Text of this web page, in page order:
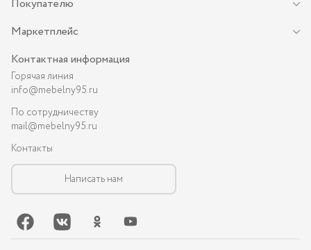
Покупателю
Маркетплейс
Контактная информация
Горячая линия
info@mebelny95.ru
По сотрудничеству
mail@mebelny95.ru
Контакты
Написать нам